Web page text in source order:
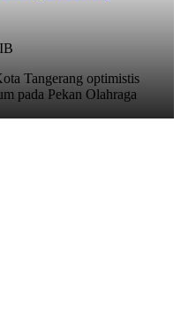
Tangerang optimistis
pada Pekan Olahraga